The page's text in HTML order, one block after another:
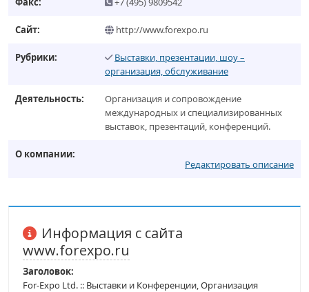
Сайт: http://www.forexpo.ru
Рубрики:
Выставки, презентации, шоу –
организация, обслуживание
Деятельность:
Организация и сопровождение
международных и специализированных
выставок, презентаций, конференций.
О компании:
Редактировать описание
Информация с сайта
www.forexpo.ru
Заголовок:
For-Expo Ltd. :: Выставки и Конференции, Организация